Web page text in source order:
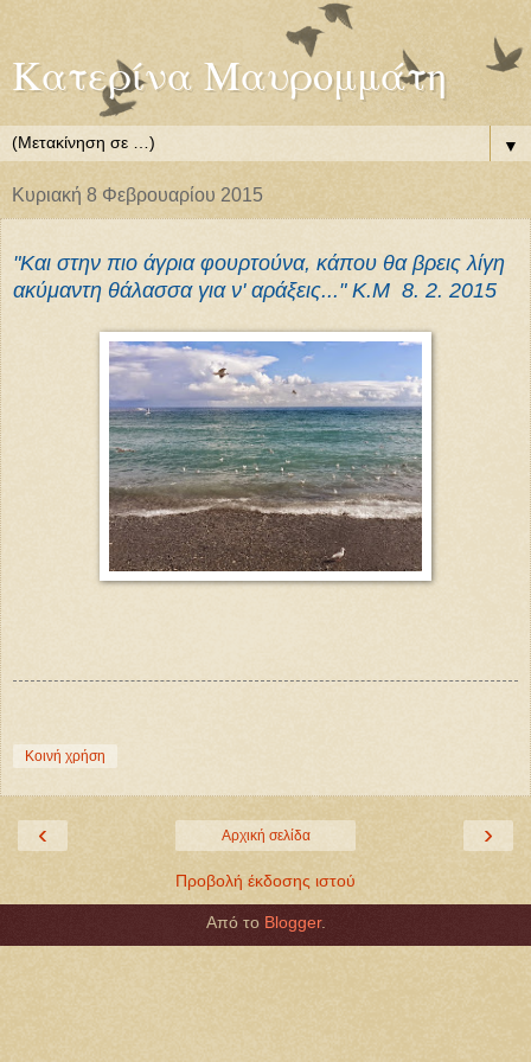
Κατερίνα Μαυρομμάτη
▼
Κυριακή 8 Φεβρουαρίου 2015
"Και στην πιο άγρια φουρτούνα, κάπου θα βρεις λίγη
ακύμαντη θάλασσα για ν' αράξεις..." Κ.Μ 8. 2. 2015
Κοινή χρήση
‹ ›
Αρχική σελίδα
Προβολή έκδοσης ιστού
Από το Blogger.